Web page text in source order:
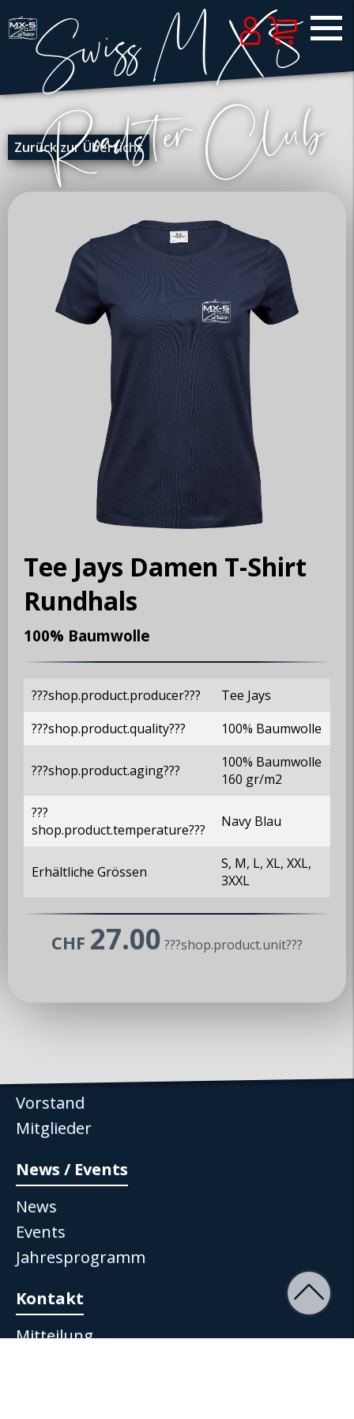
Zurück zur Übersicht
Tee Jays Damen T-Shirt
Rundhals
100% Baumwolle
???shop.product.producer???
Tee Jays
???shop.product.quality???
100% Baumwolle
???shop.product.aging???
100% Baumwolle
160 gr/m2
???
shop.product.temperature???
Navy Blau
Erhältliche Grössen
S, M, L, XL, XXL,
3XXL
CHF 27.00 ???shop.product.unit???
MX5 Club Zürisee
www.mx5-club-zuerisee.ch
info@mx5-club-zuerisee.ch
Vorstand
Mitglieder
News / Events
News
Events
Jahresprogramm
Kontakt
Mitteilung